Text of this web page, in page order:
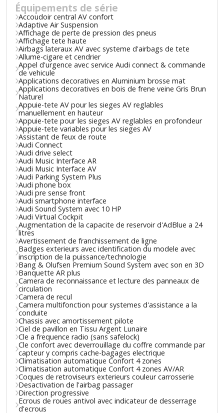
Équipements de série
Accoudoir central AV confort
Adaptive Air Suspension
Affichage de perte de pression des pneus
Affichage tete haute
Airbags lateraux AV avec systeme d'airbags de tete
Allume-cigare et cendrier
Appel d'urgence avec service Audi connect & commande
de vehicule
Applications decoratives en Aluminium brosse mat
Applications decoratives en bois de frene veine Gris Brun
Naturel
Appuie-tete AV pour les sieges AV reglables
manuellement en hauteur
Appuie-tete pour les sieges AV reglables en profondeur
Appuie-tete variables pour les sieges AV
Assistant de feux de route
Audi Connect
Audi drive select
Audi Music Interface AR
Audi Music Interface AV
Audi Parking System Plus
Audi phone box
Audi pre sense front
Audi smartphone interface
Audi Sound System avec 10 HP
Audi Virtual Cockpit
Augmentation de la capacite de reservoir d'AdBlue a 24
litres
Avertissement de franchissement de ligne
Badges exterieurs avec identification du modele avec
inscription de la puissance/technologie
Bang & Olufsen Premium Sound System avec son en 3D
Banquette AR plus
Camera de reconnaissance et lecture des panneaux de
circulation
Camera de recul
Camera multifonction pour systemes d'assistance a la
conduite
Chassis avec amortissement pilote
Ciel de pavillon en Tissu Argent Lunaire
Cle a frequence radio (sans safelock)
Cle confort avec deverrouillage du coffre commande par
capteur y compris cache-bagages electrique
Climatisation automatique Confort 4 zones
Climatisation automatique Confort 4 zones AV/AR
Coques de retroviseurs exterieurs couleur carrosserie
Desactivation de l'airbag passager
Direction progressive
Ecrous de roues antivol avec indicateur de desserrage
d'ecrous